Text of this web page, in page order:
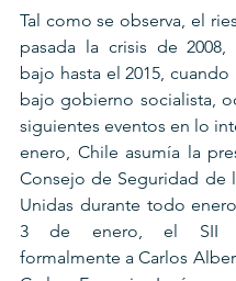
Tal como se observa, el
pasada la crisis de 2008,
bajo hasta el 2015, cuando
bajo gobierno socialista,
siguientes eventos en lo
enero, Chile asumía la
Consejo de Seguridad de
Unidas durante todo
3 de enero, el SII
formalmente a Carlos